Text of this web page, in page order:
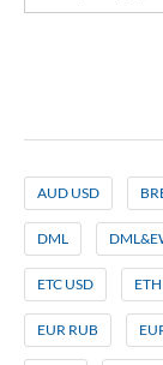
AUD USD
DML
ETC USD
EUR RUB